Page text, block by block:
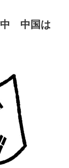
外「バムの
けて食べる
当に心臓発作
ザーを先発に
ラソンの違
必要だから
カーブで韓国
中 中国は